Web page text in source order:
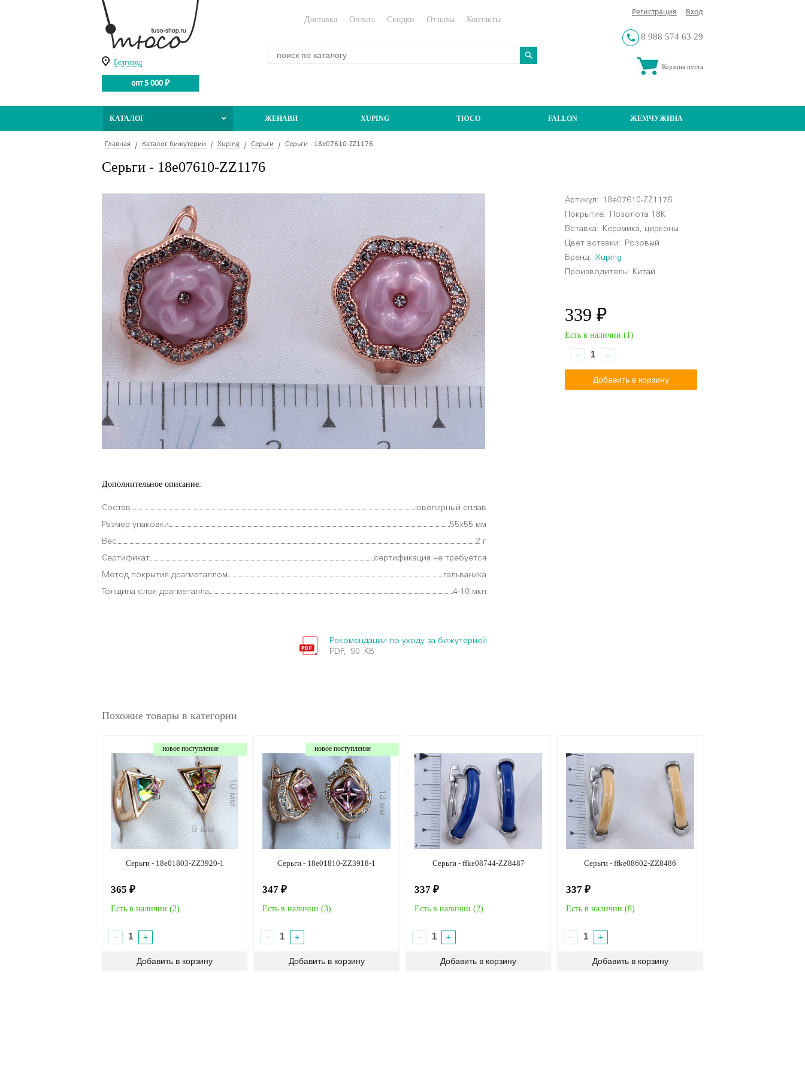
Белгород
опт 5 000 ₽
Регистрация Вход
8 988 574 63 29
Корзина пуста
Доставка Оплата Скидки Отзывы Контакты
КАТАЛОГ ЖЕНАВИ XUPING ТЮСО FALLON ЖЕМЧУЖИНА
Главная Каталог бижутерии Xuping Серьги Серьги - 18e07610-ZZ1176
Серьги - 18e07610-ZZ1176
Артикул:
18e07610-ZZ1176
Покрытие: Позолота 18К
Вставка: Керамика, цирконы
Цвет вставки:
Розовый
Бренд:
Xuping
Производитель: Китай
339 ₽
Есть в наличии (1)
− +
Дополнительное описание:
Состав ювелирный сплав
Размер упаковки 55х55 мм
Вес 2 г
Сертификат сертификация не требуется
Метод покрытия драгметаллом гальваника
Толщина слоя драгметалла 4-10 мкн
Рекомендации по уходу за бижутерией
PDF, 90 KB
Похожие товары в категории
новое поступление
Серьги - 18e01803-ZZ3920-1
365 ₽
Есть в наличии (2)
− +
новое поступление
Серьги - 18e01810-ZZ3918-1
347 ₽
Есть в наличии (3)
− +
Серьги - ffke08744-ZZ8487
337 ₽
Есть в наличии (2)
− +
Серьги - ffke08602-ZZ8486
337 ₽
Есть в наличии (8)
− +